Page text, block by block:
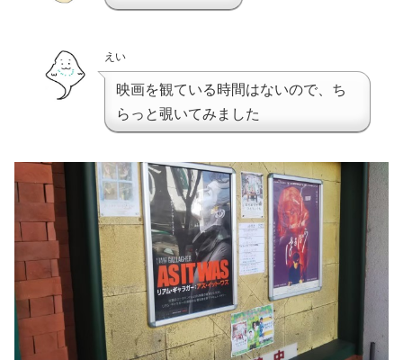
えい
映画を観ている時間はないので、ち
らっと覗いてみました